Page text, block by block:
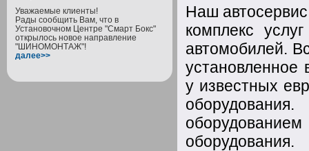
Наш
комплекс
автомобилей.
у известных
оборудования.
Уважаемые клиенты!
Рады сообщить Вам, что в
Установочном Центре "Смарт Бокс"
открылось новое направление
"ШИНОМОНТАЖ"!
далее>>